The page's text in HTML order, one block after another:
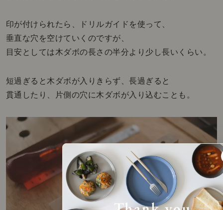
印が付けられたら、ドリルガイドを使って、
垂直な穴を空けていくのですが、
目安としては木ダボの長さの半分より少し長いくらい。
短過ぎると木ダボが入りきらず、長過ぎると
貫通したり、片側の穴に木ダボが入り込むことも。